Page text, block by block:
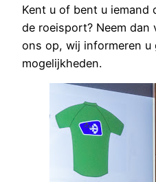
Kent u of bent u iemand
de roeisport? Neem
ons op, wij informeren u
mogelijkheden.